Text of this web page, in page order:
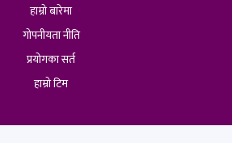
हाम्रो बारेमा
गोपनीयता नीति
प्रयोगका सर्त
हाम्रो टिम